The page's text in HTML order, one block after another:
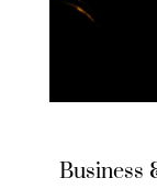
Business